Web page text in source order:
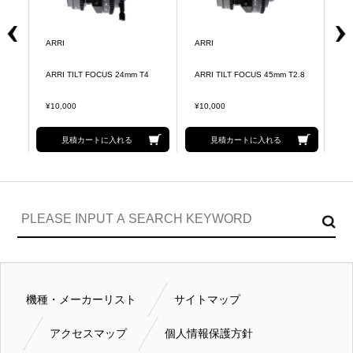
ARRI
ARRI TILT FOCUS 24mm T4
¥10,000
見積カートに入れる
ARRI
ARRI TILT FOCUS 45mm T2.8
¥10,000
見積カートに入れる
機種・メーカーリスト サイトマップ
アクセスマップ 個人情報保護方針